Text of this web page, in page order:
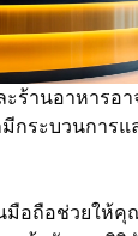
ะร้านอาหารอ
มีกระบวนการ
มือถือช่วยให้คุ